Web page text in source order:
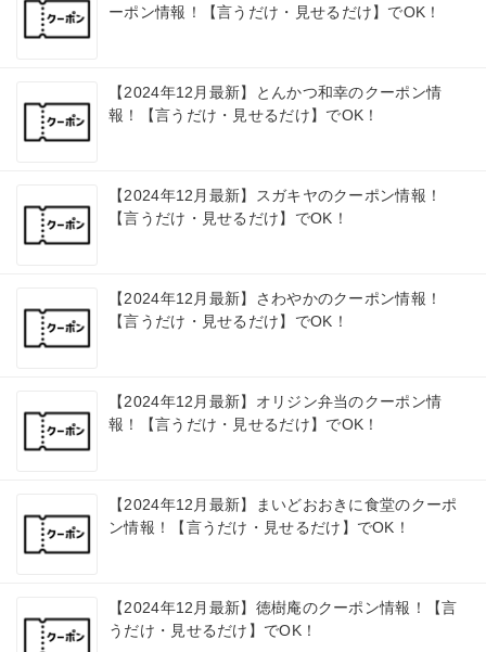
ーポン情報！【言うだけ・見せるだけ】でOK！
【2024年12月最新】とんかつ和幸のクーポン情
報！【言うだけ・見せるだけ】でOK！
【2024年12月最新】スガキヤのクーポン情報！
【言うだけ・見せるだけ】でOK！
【2024年12月最新】さわやかのクーポン情報！
【言うだけ・見せるだけ】でOK！
【2024年12月最新】オリジン弁当のクーポン情
報！【言うだけ・見せるだけ】でOK！
【2024年12月最新】まいどおおきに食堂のクーポ
ン情報！【言うだけ・見せるだけ】でOK！
【2024年12月最新】徳樹庵のクーポン情報！【言
うだけ・見せるだけ】でOK！